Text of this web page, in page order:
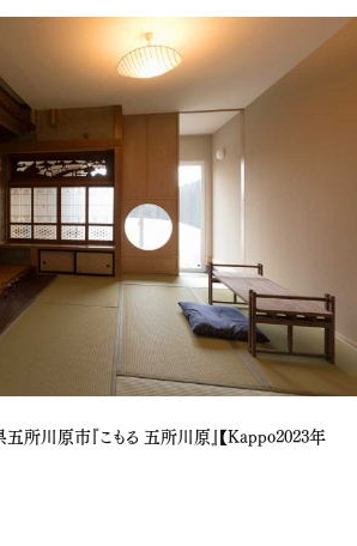
所川原市『こもる 五所川原』【Kappo2023年